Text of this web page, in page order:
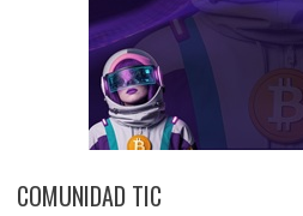
COMUNIDAD TIC